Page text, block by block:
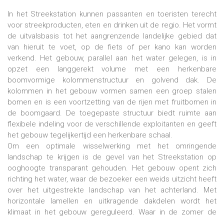
In het Streekstation kunnen passanten en toeristen terecht
voor streekproducten, eten en drinken uit de regio. Het vormt
de uitvalsbasis tot het aangrenzende landelijke gebied dat
van hieruit te voet, op de fiets of per kano kan worden
verkend. Het gebouw, parallel aan het water gelegen, is in
opzet een langgerekt volume met een herkenbare
boomvormige kolommenstructuur en golvend dak. De
kolommen in het gebouw vormen samen een groep stalen
bomen en is een voortzetting van de rijen met fruitbomen in
de boomgaard. De toegepaste structuur biedt ruimte aan
flexibele indeling voor de verschillende exploitanten en geeft
het gebouw tegelijkertijd een herkenbare schaal.
Om een optimale wisselwerking met het omringende
landschap te krijgen is de gevel van het Streekstation op
ooghoogte transparant gehouden. Het gebouw opent zich
richting het water, waar de bezoeker een weids uitzicht heeft
over het uitgestrekte landschap van het achterland. Met
horizontale lamellen en uitkragende dakdelen wordt het
klimaat in het gebouw gereguleerd. Waar in de zomer de